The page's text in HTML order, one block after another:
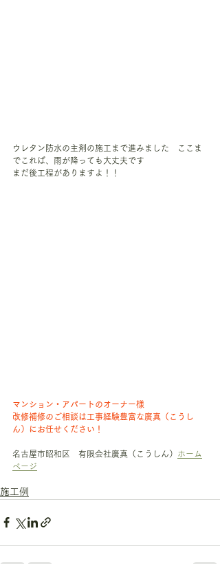
ウレタン防水の主剤の施工まで進みました　ここま
でこれば、雨が降っても大丈夫です
まだ後工程がありますよ！！
マンション・アパートのオーナー様
改修補修のご相談は工事経験豊富な廣真（こうし
ん）にお任せください！
名古屋市昭和区　有限会社廣真（こうしん） ホーム
ページ
施工例